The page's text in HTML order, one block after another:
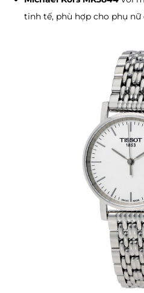
tinh tế, phù hợp cho phụ nữ